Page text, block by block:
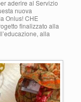
aderire al Servizio
nuova
Onlus! CHE
finalizzato alla
alla